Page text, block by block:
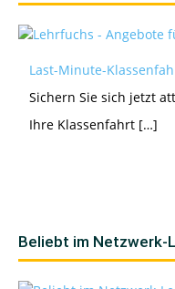
Last-Minute-
Sichern Sie sich jetzt
Ihre Klassenfahrt […]
Beliebt im Netzwerk-